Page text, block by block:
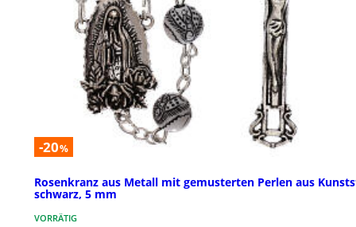
-20%
Rosenkranz aus Metall mit gemusterten Perlen aus
schwarz, 5 mm
VORRÄTIG